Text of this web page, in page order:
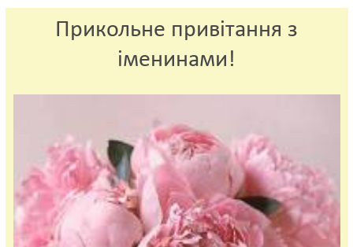
Прикольне привітання з
іменинами!